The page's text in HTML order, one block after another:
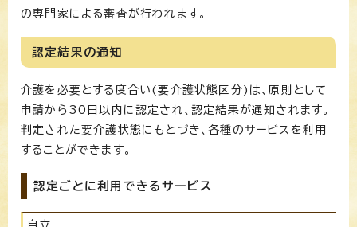
の専門家による審査が行われます。
認定結果の通知
介護を必要とする度合い(要介護状態区分)は、原則として
申請から30日以内に認定され、認定結果が通知されます。
判定された要介護状態にもとづき、各種のサービスを利用
することができます。
認定ごとに利用できるサービス
自立